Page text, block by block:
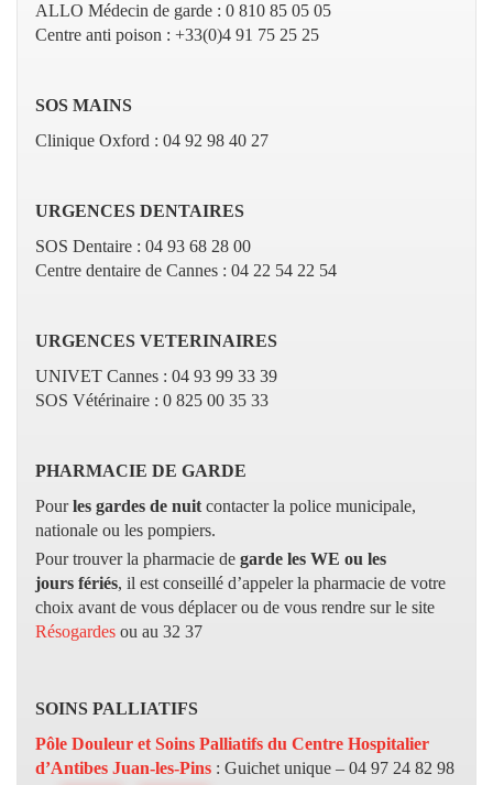
ALLO Médecin de garde : 0 810 85 05 05
Centre anti poison : +33(0)4 91 75 25 25
SOS MAINS
Clinique Oxford : 04 92 98 40 27
URGENCES DENTAIRES
SOS Dentaire : 04 93 68 28 00
Centre dentaire de Cannes : 04 22 54 22 54
URGENCES VETERINAIRES
UNIVET Cannes : 04 93 99 33 39
SOS Vétérinaire : 0 825 00 35 33
PHARMACIE DE GARDE
Pourles gardes de nuit contacter la police municipale,
nationale ou les pompiers.
Pour trouver la pharmacie de garde les WE ou les
jours fériés, il est conseillé d’appeler la pharmacie de votre
choix avant de vous déplacer ou de vous rendre sur le site
Résogardes ou au 32 37
SOINS PALLIATIFS
Pôle Douleur et Soins Palliatifs du Centre Hospitalier
d’Antibes Juan-les-Pins : Guichet unique – 04 97 24 82 98